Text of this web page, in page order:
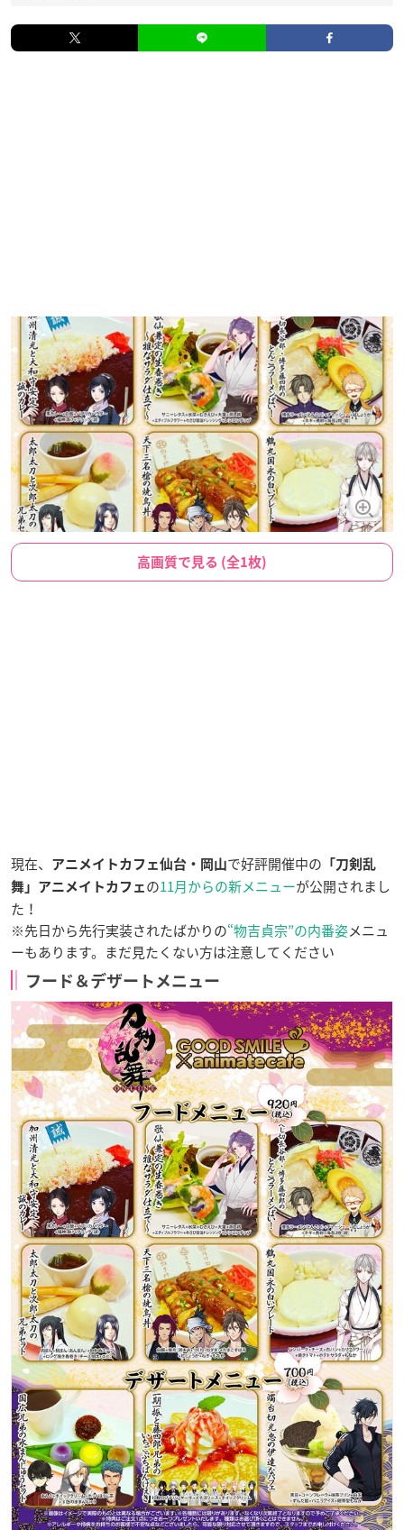
高画質で見る (全1枚)
現在、 アニメイトカフェ仙台・岡山で好評開催中の 「刀剣乱
舞」アニメイトカフェ の11月からの新メニューが公開されまし
た！
※先日から先行実装されたばかりの“物吉貞宗”の内番姿メニュ
ーもあります。まだ見たくない方は注意してください
フード＆デザートメニュー